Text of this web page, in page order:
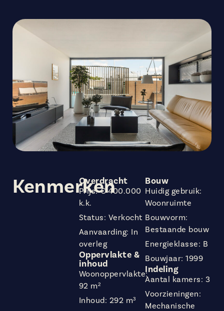
Kenmerken
Overdracht
Prijs: € 400.000
k.k.
Status: Verkocht
Aanvaarding: In
overleg
Oppervlakte &
inhoud
Woonoppervlakte:
92 m²
Inhoud: 292 m³
Bouw
Huidig gebruik:
Woonruimte
Bouwvorm:
Bestaande bouw
Energieklasse: B
Bouwjaar: 1999
Indeling
Aantal kamers: 3
Voorzieningen:
Mechanische